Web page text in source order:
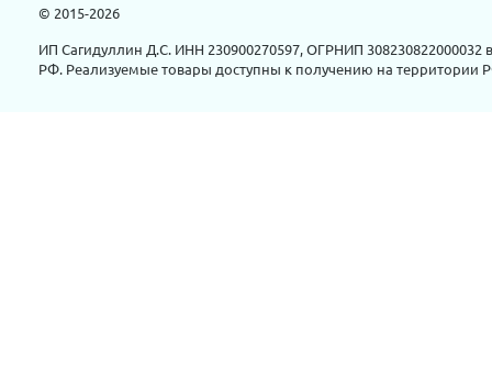
© 2015-2026
ИП Сагидуллин Д.С. ИНН 230900270597, ОГРНИП 308230822000032
РФ. Реализуемые товары доступны к получению на территории